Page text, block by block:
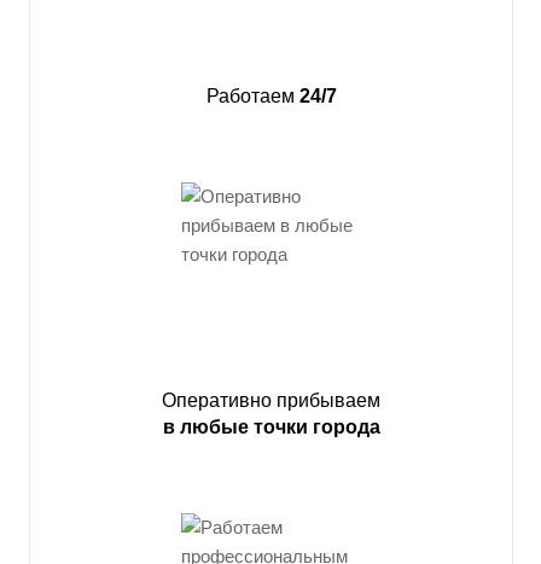
Работаем 24/7
Оперативно прибываем
в любые точки города